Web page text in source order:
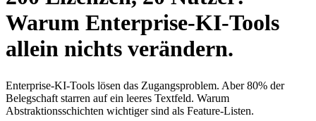
Warum Enterprise-KI-Tools
allein nichts verändern.
Enterprise-KI-Tools lösen das Zugangsproblem. Aber 80% der
Belegschaft starren auf ein leeres Textfeld. Warum
Abstraktionsschichten wichtiger sind als Feature-Listen.